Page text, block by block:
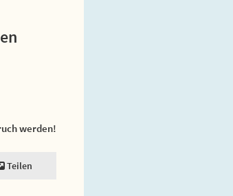
werden!
Teilen